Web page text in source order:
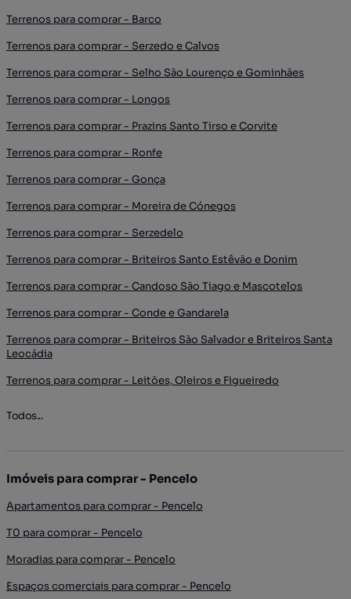
Terrenos para comprar - Barco
Terrenos para comprar - Serzedo e Calvos
Terrenos para comprar - Selho São Lourenço e Gominhães
Terrenos para comprar - Longos
Terrenos para comprar - Prazins Santo Tirso e Corvite
Terrenos para comprar - Ronfe
Terrenos para comprar - Gonça
Terrenos para comprar - Moreira de Cónegos
Terrenos para comprar - Serzedelo
Terrenos para comprar - Briteiros Santo Estêvão e Donim
Terrenos para comprar - Candoso São Tiago e Mascotelos
Terrenos para comprar - Conde e Gandarela
Terrenos para comprar - Briteiros São Salvador e Briteiros Santa
Leocádia
Terrenos para comprar - Leitões, Oleiros e Figueiredo
Todos...
Imóveis para comprar - Pencelo
Apartamentos para comprar - Pencelo
T0 para comprar - Pencelo
Moradias para comprar - Pencelo
Espaços comerciais para comprar - Pencelo